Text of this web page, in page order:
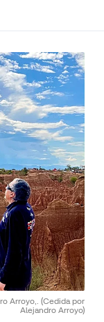
Arroyo,. (Cedida por
Alejandro Arroyo)